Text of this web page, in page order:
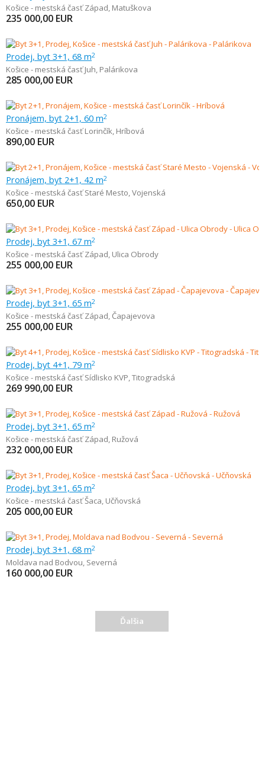
Košice - mestská časť Západ, Matuškova
235 000,00 EUR
Prodej, byt 3+1, 68 m2
Košice - mestská časť Juh, Palárikova
285 000,00 EUR
Pronájem, byt 2+1, 60 m2
Košice - mestská časť Lorinčík, Hríbová
890,00 EUR
Pronájem, byt 2+1, 42 m2
Košice - mestská časť Staré Mesto,Vojenská
650,00 EUR
Prodej, byt 3+1, 67 m2
Košice - mestská časť Západ, Ulica Obrody
255 000,00 EUR
Prodej, byt 3+1, 65 m2
Košice - mestská časť Západ, Čapajevova
255 000,00 EUR
Prodej, byt 4+1, 79 m2
Košice - mestská časť Sídlisko KVP,Titogradská
269 990,00 EUR
Prodej, byt 3+1, 65 m2
Košice - mestská časť Západ, Ružová
232 000,00 EUR
Prodej, byt 3+1, 65 m2
Košice - mestská časť Šaca, Učňovská
205 000,00 EUR
Prodej, byt 3+1, 68 m2
Moldava nad Bodvou, Severná
160 000,00 EUR
Ďalšia